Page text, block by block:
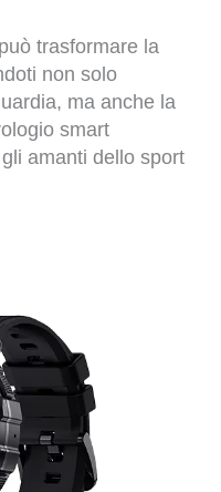
trasformare la
non solo
ma anche la
smart
amanti dello sport